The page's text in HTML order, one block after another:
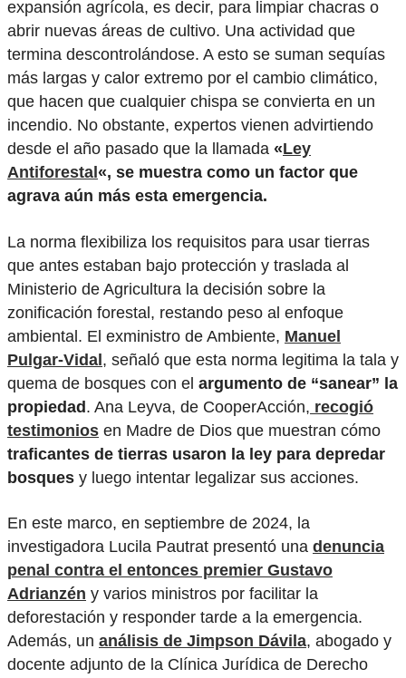
expansión agrícola, es decir, para limpiar chacras o
abrir nuevas áreas de cultivo. Una actividad que
termina descontrolándose. A esto se suman sequías
más largas y calor extremo por el cambio climático,
que hacen que cualquier chispa se convierta en un
incendio. No obstante, expertos vienen advirtiendo
desde el año pasado que la llamada «Ley
Antiforestal «, se muestra como un factor que
agrava aún más esta emergencia.
La norma flexibiliza los requisitos para usar tierras
que antes estaban bajo protección y traslada al
Ministerio de Agricultura la decisión sobre la
zonificación forestal, restando peso al enfoque
ambiental. El exministro de Ambiente, Manuel
Pulgar-Vidal, señaló que esta norma legitima la tala y
quema de bosques con el argumento de “sanear” la
propiedad. Ana Leyva, de CooperAcción, recogió
testimonios en Madre de Dios que muestran cómo
traficantes de tierras usaron la ley para depredar
bosques y luego intentar legalizar sus acciones.
En este marco, en septiembre de 2024, la
investigadora Lucila Pautrat presentó una denuncia
penal contra el entonces premier Gustavo
Adrianzén y varios ministros por facilitar la
deforestación y responder tarde a la emergencia.
Además, un análisis de Jimpson Dávila, abogado y
docente adjunto de la Clínica Jurídica de Derecho